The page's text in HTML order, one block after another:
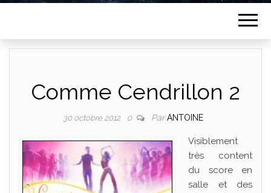
Comme Cendrillon 2
30 octobre 2012 0 ParANTOINE
Visiblement
très content
du score en
salle et des